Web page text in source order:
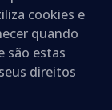
cookies e
quando
são estas
direitos